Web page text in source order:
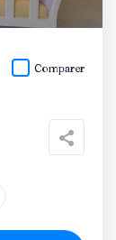
Comparer